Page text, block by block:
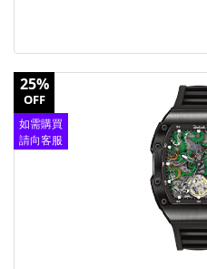
25%
OFF
如需購買
請向客服